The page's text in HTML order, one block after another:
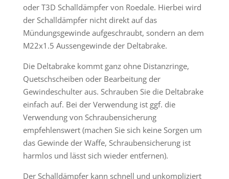
oder T3D Schalldämpfer von Roedale. Hierbei wird
der Schalldämpfer nicht direkt auf das
Mündungsgewinde aufgeschraubt, sondern an dem
M22x1.5 Aussengewinde der Deltabrake.
Die Deltabrake kommt ganz ohne Distanzringe,
Quetschscheiben oder Bearbeitung der
Gewindeschulter aus. Schrauben Sie die Deltabrake
einfach auf. Bei der Verwendung ist ggf. die
Verwendung von Schraubensicherung
empfehlenswert (machen Sie sich keine Sorgen um
das Gewinde der Waffe, Schraubensicherung ist
harmlos und lässt sich wieder entfernen).
Der Schalldämpfer kann schnell und unkompliziert